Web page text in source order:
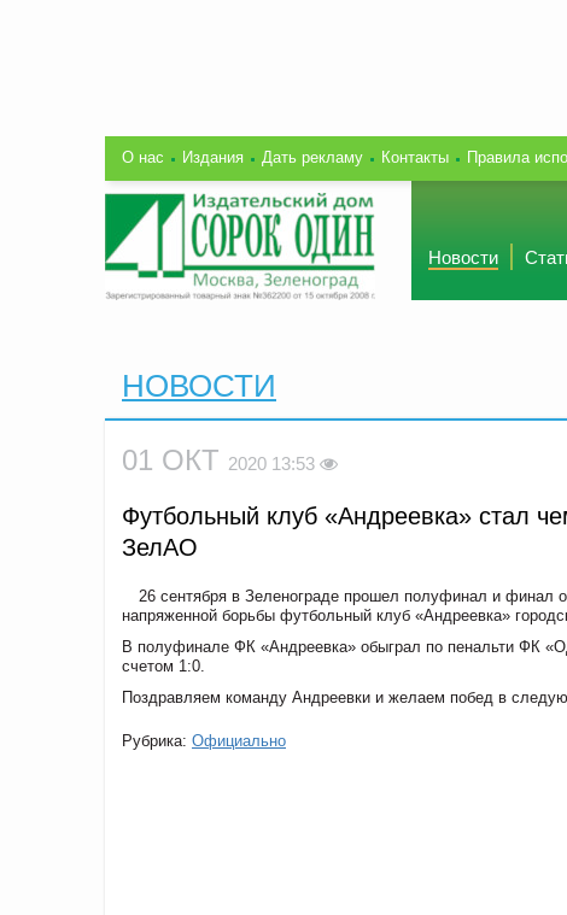
О нас Издания Дать рекламу Контакты Правила
Новости
НОВОСТИ
01 ОКТ 2020 13:53
Футбольный клуб «Андреевка» стал
ЗелАО
26 сентября в Зеленограде прошел полуфинал и финал
напряженной борьбы футбольный клуб «Андреевка»
В полуфинале ФК «Андреевка» обыграл по пенальти ФК
счетом 1:0.
Поздравляем команду Андреевки и желаем побед в
Рубрика: Официально